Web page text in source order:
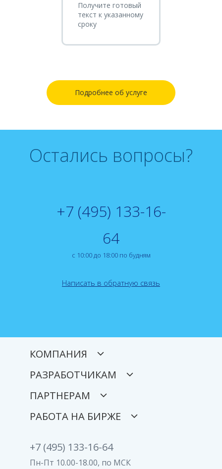
Получите готовый
текст к указанному
сроку
Подробнее об услуге
Остались вопросы?
+7 (495) 133-16-
64
с 10:00 до 18:00 по будням
Написать в обратную связь
КОМПАНИЯ
РАЗРАБОТЧИКАМ
ПАРТНЕРАМ
РАБОТА НА БИРЖЕ
+7 (495) 133-16-64
Пн-Пт 10.00-18.00, по МСК